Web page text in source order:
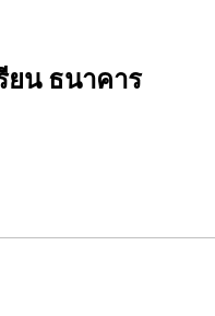
ยน ธนาคาร